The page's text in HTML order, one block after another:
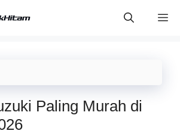
Paling Murah di